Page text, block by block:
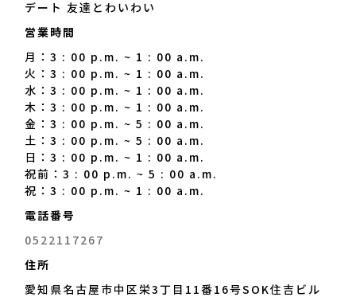
デート 友達とわいわい
営業時間
月：3 : 00 p.m. ~ 1 : 00 a.m.
火：3 : 00 p.m. ~ 1 : 00 a.m.
水：3 : 00 p.m. ~ 1 : 00 a.m.
木：3 : 00 p.m. ~ 1 : 00 a.m.
金：3 : 00 p.m. ~ 5 : 00 a.m.
土：3 : 00 p.m. ~ 5 : 00 a.m.
日：3 : 00 p.m. ~ 1 : 00 a.m.
祝前：3 : 00 p.m. ~ 5 : 00 a.m.
祝：3 : 00 p.m. ~ 1 : 00 a.m.
電話番号
0522117267
住所
愛知県名古屋市中区栄3丁目11番16号SOK住吉ビル